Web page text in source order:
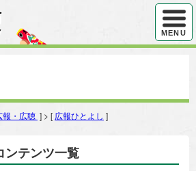
ハンバ
MENU
報・広聴 ] > [ 広報ひとよし ]
ンテンツ一覧